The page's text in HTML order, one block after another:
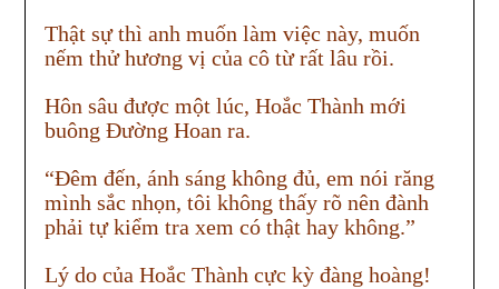
Thật sự thì anh muốn làm việc này, muốn
nếm thử hương vị của cô từ rất lâu rồi.
Hôn sâu được một lúc, Hoắc Thành mới
buông Đường Hoan ra.
“Đêm đến, ánh sáng không đủ, em nói răng
mình sắc nhọn, tôi không thấy rõ nên đành
phải tự kiểm tra xem có thật hay không.”
Lý do của Hoắc Thành cực kỳ đàng hoàng!